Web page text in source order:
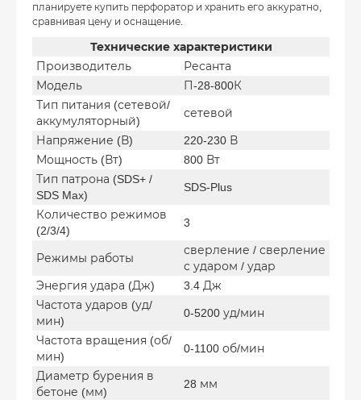
планируете купить перфоратор и хранить его аккуратно,
сравнивая цену и оснащение.
Технические характеристики
Производитель
Ресанта
Модель
П-28-800К
Тип питания (сетевой/
аккумуляторный)
сетевой
Напряжение (В)
220-230 В
Мощность (Вт)
800 Вт
Тип патрона (SDS+ /
SDS Max)
SDS-Plus
Количество режимов
(2/3/4)
3
Режимы работы
сверление / сверление
с ударом / удар
Энергия удара (Дж)
3.4 Дж
Частота ударов (уд/
мин)
0-5200 уд/мин
Частота вращения (об/
мин)
0-1100 об/мин
Диаметр бурения в
бетоне (мм)
28 мм